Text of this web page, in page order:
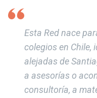
Esta Red nace
colegios en Chile,
alejadas de
a asesorías o
consultoría, a